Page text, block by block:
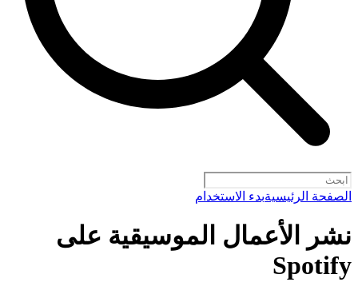
الصفحة الرئيسيةبدء الاستخدام
نشر الأعمال الموسيقية على
Spotify